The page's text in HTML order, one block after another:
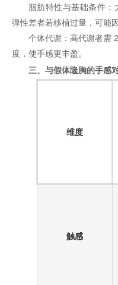
脂肪特性与基础条件
弹性差者若移植过量，可能
个体代谢：高代谢者需
度，使手感更丰盈。
三、与假体隆胸的手感
维度
触感